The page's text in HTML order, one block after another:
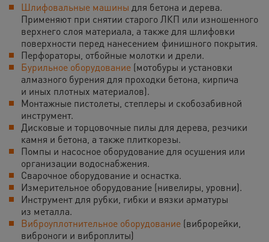
Шлифовальные машины для бетона и дерева.
Применяют при снятии старого ЛКП или изношенного
верхнего слоя материала, а также для шлифовки
поверхности перед нанесением финишного покрытия.
Перфораторы, отбойные молотки и дрели.
Бурильное оборудование (мотобуры и установки
алмазного бурения для проходки бетона, кирпича
и иных плотных материалов).
Монтажные пистолеты, степлеры и скобозабивной
инструмент.
Дисковые и торцовочные пилы для дерева, резчики
камня и бетона, а также плиткорезы.
Помпы и насосное оборудование для осушения или
организации водоснабжения.
Сварочное оборудование и оснастка.
Измерительное оборудование (нивелиры, уровни).
Инструмент для рубки, гибки и вязки арматуры
из металла.
Виброуплотнительное оборудование (виброрейки,
виброноги и виброплиты)